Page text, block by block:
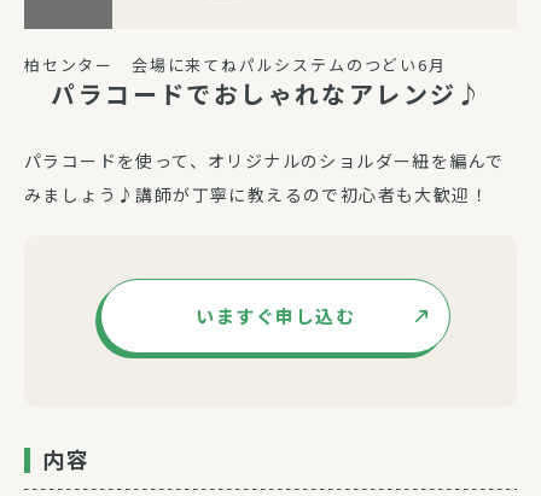
柏センター 会場に来てねパルシステムのつどい6月
パラコードでおしゃれなアレンジ♪
パラコードを使って、オリジナルのショルダー紐を編んで
みましょう♪講師が丁寧に教えるので初心者も大歓迎！
いますぐ申し込む
内容